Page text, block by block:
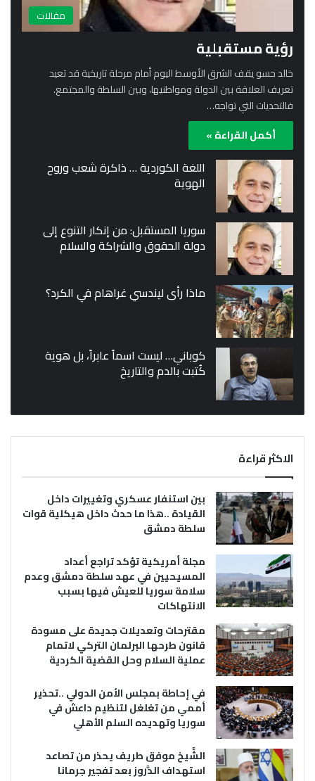
مقالات
رؤية مستقبلية
خالد حسو يقف الشرق الأوسط اليوم أمام مرحلة تاريخية قد تعيد
تعريف العلاقة بين الدولة ومواطنيها، وبين السلطة والمجتمع.
فالتحديات التي تواجه…
أكمل القراءة »
اللغة الكوردية … ذاكرة شعب وروح
الهوية
سوريا المستقبل: من إنكار التنوع إلى
دولة الحقوق والشراكة والسلام
ماذا رأى ليندسي غراهام في الكرد؟
كوباني… ليست اسماً عابراً، بل هوية
كُتبت بالدم والتاريخ
الاكثر قراءة
بين استنفار عسكري وتغييرات داخل
القيادة ..هذا ما حدث داخل هيكلية قوات
سلطة دمشق
مجلة أمريكية تؤكد تراجع أعداد
المسيحيين في عهد سلطة دمشق وعدم
سلامة سوريا للعيش فيها بسبب
الانتهاكات
مقترحات وتعديلات جديدة على مسودة
قانون طرحها البرلمان التركي لاتمام
عملية السلام وحل القضية الكردية
في إحاطة بمجلس الأمن الدولي ..تحذير
أممي من تغلغل لتنظيم داعش في
سوريا وتهديده السلم الأهلي
الشَّيخ موفق طريف يحذر من تصاعد
استهداف الدَّروز بعد تفجير جرمانا